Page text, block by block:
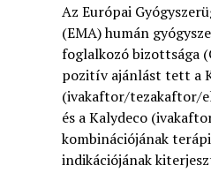
Az Európai
(EMA) humán
foglalkozó bizottsága
pozitív ajánlást tett a
(ivakaftor/tezakaftor/
és a Kalydeco
kombinációjának
indikációjának